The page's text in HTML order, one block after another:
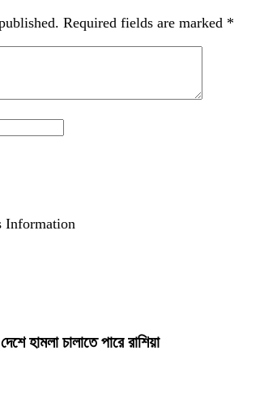
Required fields are marked *
Information
হামলা চালাতে পারে রাশিয়া